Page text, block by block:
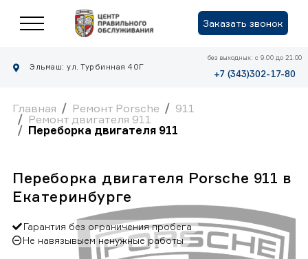
Заказать звонок
Эльмаш: ул. Турбинная 40Г
без выходных: с 9.00 до 21.00
+7 (343)302-17-80
Главная Ремонт Porsche
911
Ремонт двигателя 911
Переборка двигателя 911
Переборка двигателя Porsche 911 в
Екатеринбурге
Гарантия без ограничения пробега
Не навязывыем ненужные работы